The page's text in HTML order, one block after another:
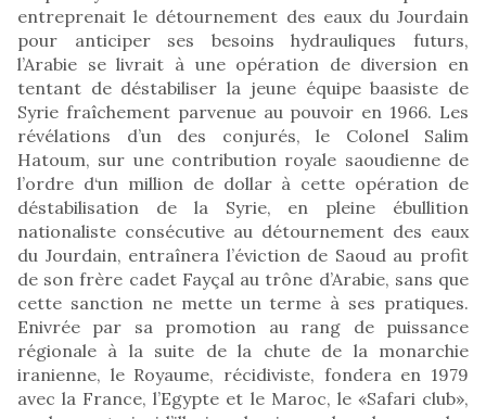
entreprenait le détournement des eaux du Jourdain
pour anticiper ses besoins hydrauliques futurs,
l’Arabie se livrait à une opération de diversion en
tentant de déstabiliser la jeune équipe baasiste de
Syrie fraîchement parvenue au pouvoir en 1966. Les
révélations d’un des conjurés, le Colonel Salim
Hatoum, sur une contribution royale saoudienne de
l’ordre d‘un million de dollar à cette opération de
déstabilisation de la Syrie, en pleine ébullition
nationaliste consécutive au détournement des eaux
du Jourdain, entraînera l’éviction de Saoud au profit
de son frère cadet Fayçal au trône d’Arabie, sans que
cette sanction ne mette un terme à ses pratiques.
Enivrée par sa promotion au rang de puissance
régionale à la suite de la chute de la monarchie
iranienne, le Royaume, récidiviste, fondera en 1979
avec la France, l’Egypte et le Maroc, le «Safari club»,